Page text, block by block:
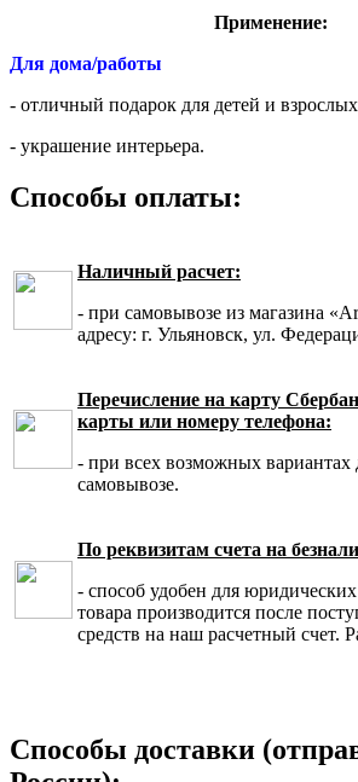
Применение:
Для дома/работы
- отличный подарок для детей и
- украшение интерьера.
Способы оплаты:
Наличный расчет:
- при самовывозе из магазина
адресу: г. Ульяновск, ул.
Перечисление на карту
карты или номеру телефона:
- при всех возможных вариантах
самовывозе.
По реквизитам счета на
- способ удобен для
товара производится после
средств на наш расчетный счет.
Способы доставки